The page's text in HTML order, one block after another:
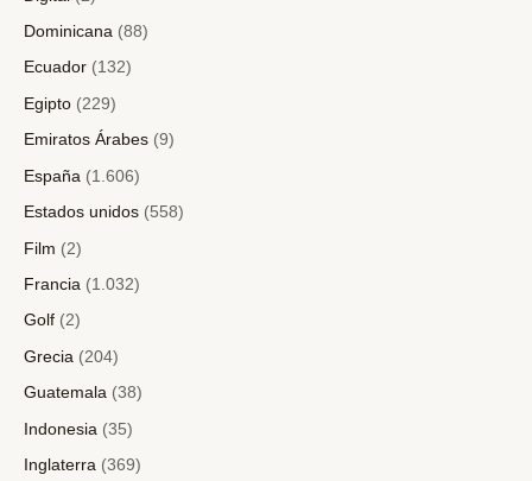
Dominicana (88)
Ecuador (132)
Egipto (229)
Emiratos Árabes (9)
España (1.606)
Estados unidos (558)
Film (2)
Francia (1.032)
Golf (2)
Grecia (204)
Guatemala (38)
Indonesia (35)
Inglaterra (369)